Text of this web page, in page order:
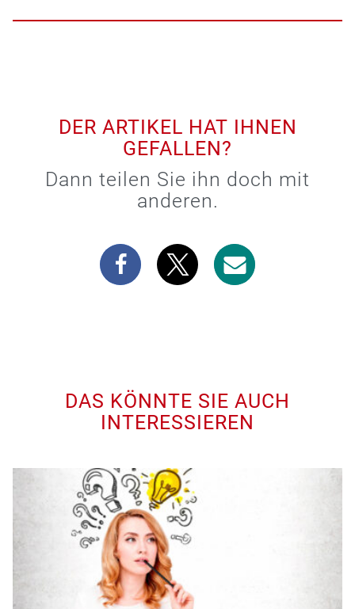
DER ARTIKEL HAT IHNEN
GEFALLEN?
Dann teilen Sie ihn doch mit
anderen.
DAS KÖNNTE SIE AUCH
INTERESSIEREN